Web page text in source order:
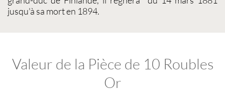
jusqu'à sa mort en 1894.
Valeur de la Pièce de 10 Roubles
Or